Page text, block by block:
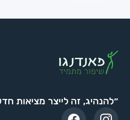
״להנהיג, זה לייצר מציאות